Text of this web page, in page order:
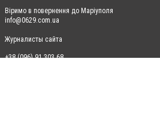
Віримо в повернення до Маріуполя
info@0629.com.ua
Журналисты сайта
+38 (096) 91 303 68